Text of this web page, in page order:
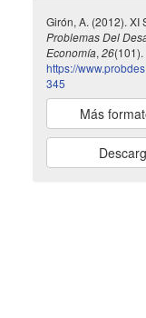
Girón, A. (2012). XI
Problemas Del
Economía, 26(101).
https://
345
Más